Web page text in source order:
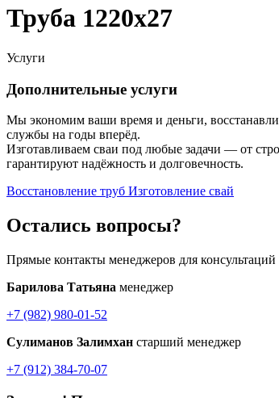
Труба 1220х27
Услуги
Дополнительные услуги
Мы экономим ваши время и деньги,
службы на годы вперёд.
Изготавливаем сваи под любые задачи — от
гарантируют надёжность и долговечность.
Восстановление труб Изготовление свай
Остались вопросы?
Прямые контакты менеджеров для
Барилова Татьяна менеджер
+7 (982) 980-01-52
Сулиманов Залимхан старший менеджер
+7 (912) 384-70-07